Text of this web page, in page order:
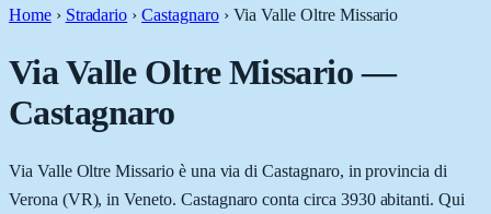
Home › Stradario › Castagnaro › Via Valle Oltre Missario
Via Valle Oltre Missario—
Castagnaro
Via Valle Oltre Missario è una via di Castagnaro, in provincia di
Verona (VR), in Veneto. Castagnaro conta circa 3930 abitanti. Qui